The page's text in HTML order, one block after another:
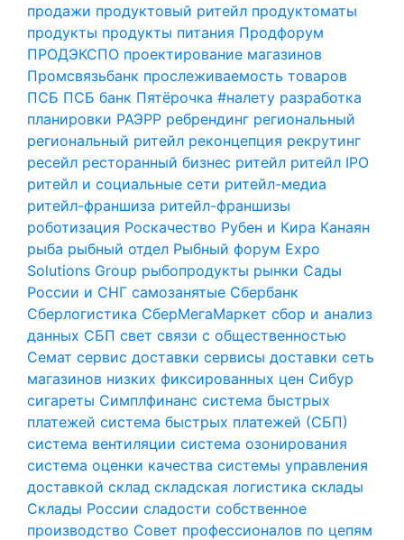
продажи продуктовый ритейл продуктоматы
продукты продукты питания Продфорум
ПРОДЭКСПО проектирование магазинов
Промсвязьбанк прослеживаемость товаров
ПСБ ПСБ банк Пятёрочка #налету разработка
планировки РАЭРР ребрендинг региональный
региональный ритейл реконцепция рекрутинг
ресейл ресторанный бизнес ритейл ритейл IPO
ритейл и социальные сети ритейл-медиа
ритейл-франшиза ритейл-франшизы
роботизация Роскачество Рубен и Кира Канаян
рыба рыбный отдел Рыбный форум Expo
Solutions Group рыбопродукты рынки Сады
России и СНГ самозанятые Сбербанк
Сберлогистика СберМегаМаркет сбор и анализ
данных СБП свет связи с общественностью
Семат сервис доставки сервисы доставки сеть
магазинов низких фиксированных цен Сибур
сигареты Симплфинанс система быстрых
платежей система быстрых платежей (СБП)
система вентиляции система озонирования
система оценки качества системы управления
доставкой склад складская логистика склады
Склады России сладости собственное
производство Совет профессионалов по цепям